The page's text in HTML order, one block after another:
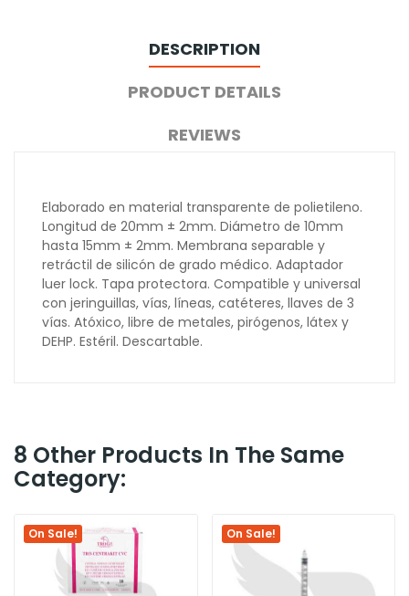
DESCRIPTION
PRODUCT DETAILS
REVIEWS
Elaborado en material transparente de polietileno.
Longitud de 20mm ± 2mm. Diámetro de 10mm
hasta 15mm ± 2mm. Membrana separable y
retráctil de silicón de grado médico. Adaptador
luer lock. Tapa protectora. Compatible y universal
con jeringuillas, vías, líneas, catéteres, llaves de 3
vías. Atóxico, libre de metales, pirógenos, látex y
DEHP. Estéril. Descartable.
8 Other Products In The Same
Category:
On Sale! On Sale!